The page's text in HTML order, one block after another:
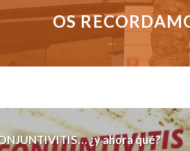
OS
¿y ahora qué?